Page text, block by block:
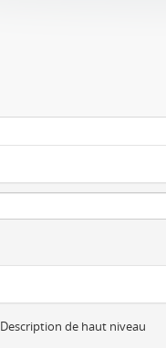
Description de haut niveau